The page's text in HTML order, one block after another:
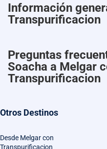
Información
Transpurificacion
Preguntas
Soacha a Melgar
Transpurificacion
Otros Destinos
Desde Melgar con
Transpurificacion